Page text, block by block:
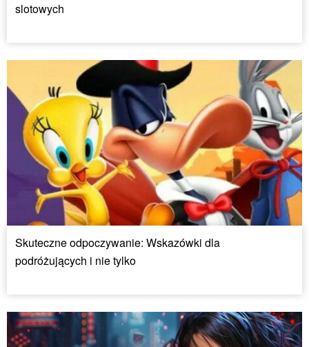
slotowych
Skuteczne odpoczywanie: Wskazówki dla
podróżujących i nie tylko